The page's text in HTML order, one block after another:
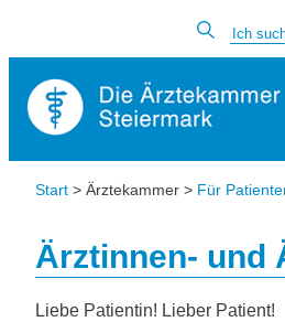
Start > Ärztekammer > Für
Ärztinnen- und
Liebe Patientin! Lieber Patient!